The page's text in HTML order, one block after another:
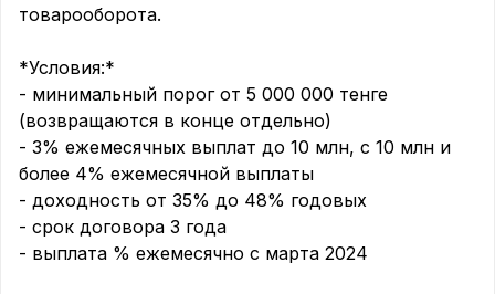
товарооборота.
*Условия:*
- минимальный порог от 5 000 000 тенге
(возвращаются в конце отдельно)
- ⁠3% ежемесячных выплат до 10 млн, с 10 млн и
более 4% ежемесячной выплаты
- доходность от 35% до 48% годовых
- срок договора 3 года
- выплата % ежемесячно с марта 2024